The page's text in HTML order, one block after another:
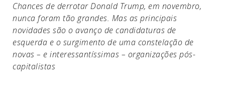
Chances de derrotar Donald Trump, em novembro,
nunca foram tão grandes. Mas as principais
novidades são o avanço de candidaturas de
esquerda e o surgimento de uma constelação de
novas – e interessantíssimas – organizações pós-
capitalistas